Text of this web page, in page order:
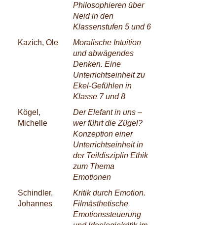
Philosophieren über
Neid in den
Klassenstufen 5 und 6
Kazich, Ole
Moralische Intuition
und abwägendes
Denken. Eine
Unterrichtseinheit zu
Ekel-Gefühlen in
Klasse 7 und 8
Kögel,
Michelle
Der Elefant in uns –
wer führt die Zügel?
Konzeption einer
Unterrichtseinheit in
der Teildisziplin Ethik
zum Thema
Emotionen
Schindler,
Johannes
Kritik durch Emotion.
Filmästhetische
Emotionssteuerung